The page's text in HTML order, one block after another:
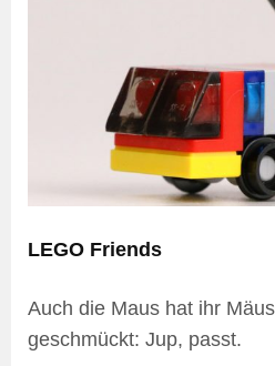
LEGO Friends
Auch die Maus hat ihr
geschmückt: Jup, passt.